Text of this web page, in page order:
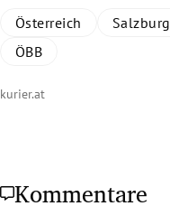
Österreich Salzburg
ÖBB
kurier.at
Kommentare